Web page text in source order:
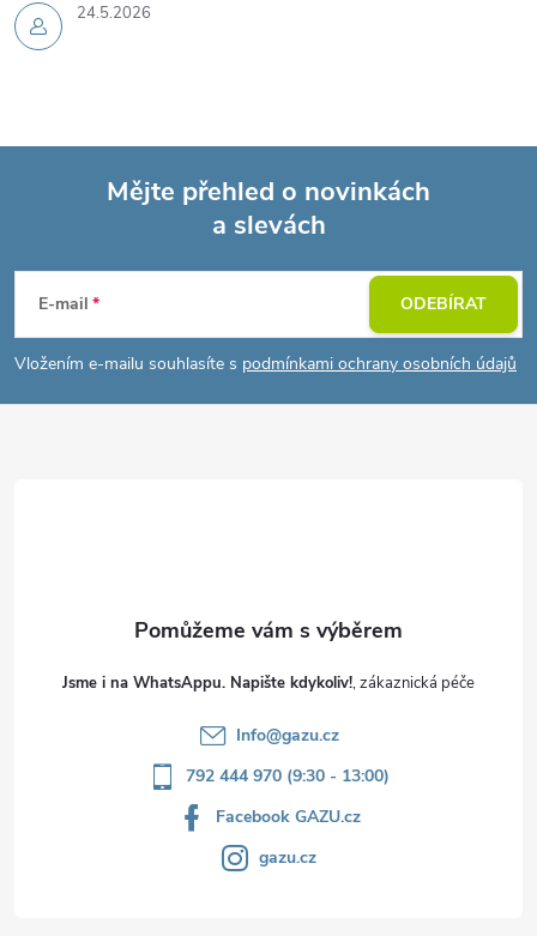
24.5.2026
p
a
Mějte přehled o novinkách
a slevách
E-mail
Vložením e-mailu souhlasíte s podmínkami ochrany osobních údajů
ODEBÍRAT
Jsme i na WhatsAppu. Napište kdykoliv!
Info@gazu.cz
792 444 970 (9:30 - 13:00)
Facebook GAZU.cz
gazu.cz